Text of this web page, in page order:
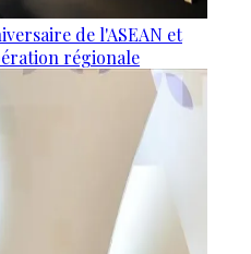
de l'ASEAN et
régionale